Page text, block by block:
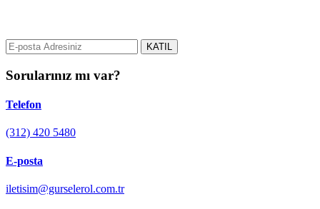
KATIL
Sorularınız mı var?
Telefon
(312) 420 5480
E-posta
iletisim@gurselerol.com.tr